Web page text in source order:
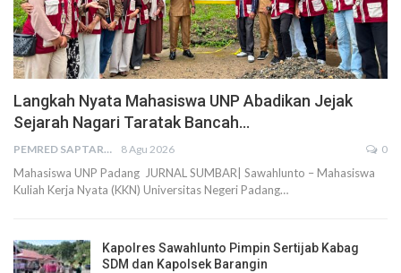
Langkah Nyata Mahasiswa UNP Abadikan Jejak
Sejarah Nagari Taratak Bancah…
PEMRED SAPTARIUS 8 Agu 2026 0
Mahasiswa UNP Padang JURNAL SUMBAR| Sawahlunto – Mahasiswa
Kuliah Kerja Nyata (KKN) Universitas Negeri Padang…
Kapolres Sawahlunto Pimpin Sertijab Kabag
SDM dan Kapolsek Barangin